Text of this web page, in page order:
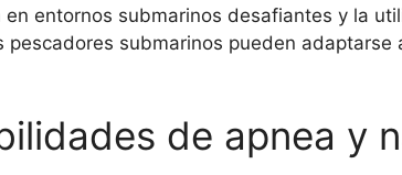
entornos submarinos desafiantes y la
submarinos pueden adaptarse
de apnea y